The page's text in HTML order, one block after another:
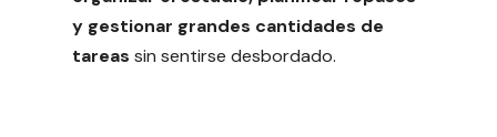
y gestionar grandes cantidades de
tareas sin sentirse desbordado.